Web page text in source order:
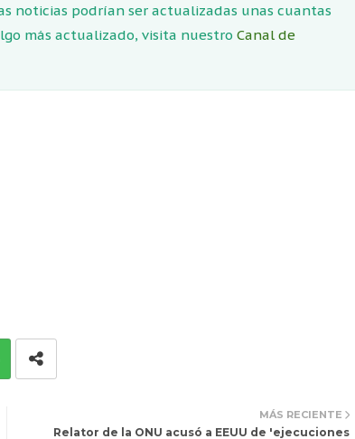
noticias podrían ser actualizadas unas cuantas
más actualizado, visita nuestro Canal de
MÁS RECIENTE
Relator de la ONU acusó a EEUU de 'ejecuciones